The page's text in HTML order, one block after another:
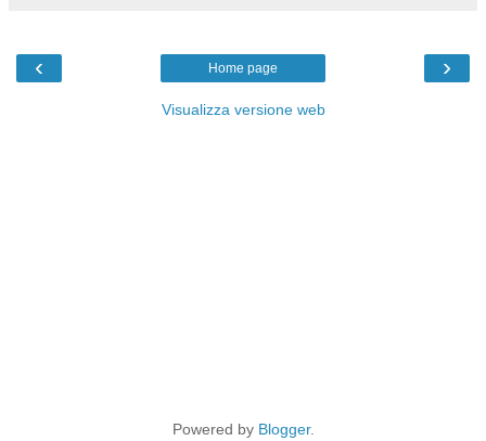
‹ ›
Home page
Visualizza versione web
Powered by Blogger.